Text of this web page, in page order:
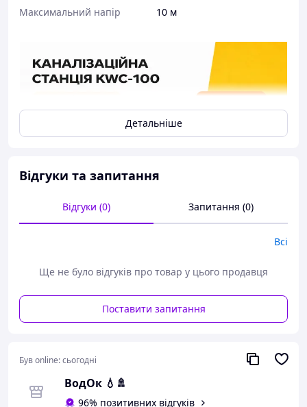
Максимальний напір
10 м
подрібнювач Dream KWC
100 продуктивність 240 л хв
3 входи санітарна станція
Детальніше
Відгуки та запитання
Відгуки (0) Запитання (0)
Всі
Ще не було відгуків про товар у цього продавця
Поставити запитання
Був online:сьогодні
ВодОк 💧🚿
96% позитивних відгуків